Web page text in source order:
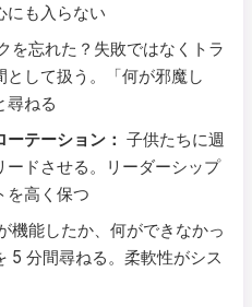
にも入らない
を忘れた？失敗ではなくトラ
して扱う。「何が邪魔し
尋ねる
ーテーション： 子供たちに週
ードさせる。リーダーシップ
を高く保つ
機能したか、何ができなかっ
5 分間尋ねる。柔軟性がシス